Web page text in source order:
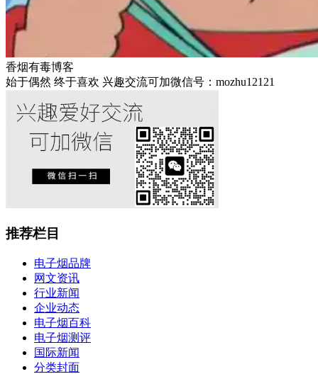
香烟有毒博客
始于偶然 终于喜欢 兴趣交流可加微信号：mozhu12121
推荐栏目
电子烟品牌
网文资讯
行业新闻
企业动态
电子烟百科
电子烟测评
国际新闻
分类封面